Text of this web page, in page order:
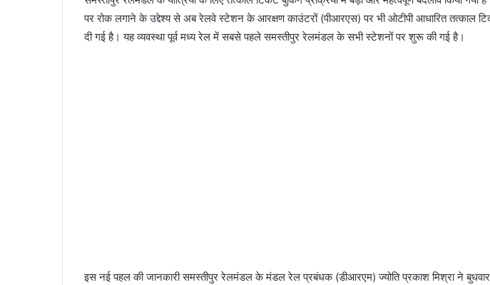
पर रोक लगाने के उद्देश्य से अब रेलवे स्टेशन के आरक्षण काउंटरों (पीआरएस) पर भी ओटीपी आधारित तत्काल
दी गई है। यह व्यवस्था पूर्व मध्य रेल में सबसे पहले समस्तीपुर रेलमंडल के सभी स्टेशनों पर शुरू की गई है।
इस नई पहल की जानकारी समस्तीपुर रेलमंडल के मंडल रेल प्रबंधक (डीआरएम) ज्योति प्रकाश मिश्रा ने बुधवार